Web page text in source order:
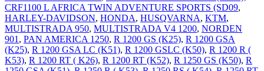
CRF1100 L AFRICA TWIN ADVENTURE SPORTS (SD09,
HARLEY-DAVIDSON, HONDA, HUSQVARNA, KTM,
MULTISTRADA 950, MULTISTRADA V4 1200, NORDEN
901 , PAN AMERICA 1250, R 1200 GS (K25), R 1200 GSA
(K25), R 1200 GSA LC (K51), R 1200 GSLC (K50), R 1200 R (
K53), R 1200 RT ( K26), R 1200 RT (K52), R 1250 GS (K50), R